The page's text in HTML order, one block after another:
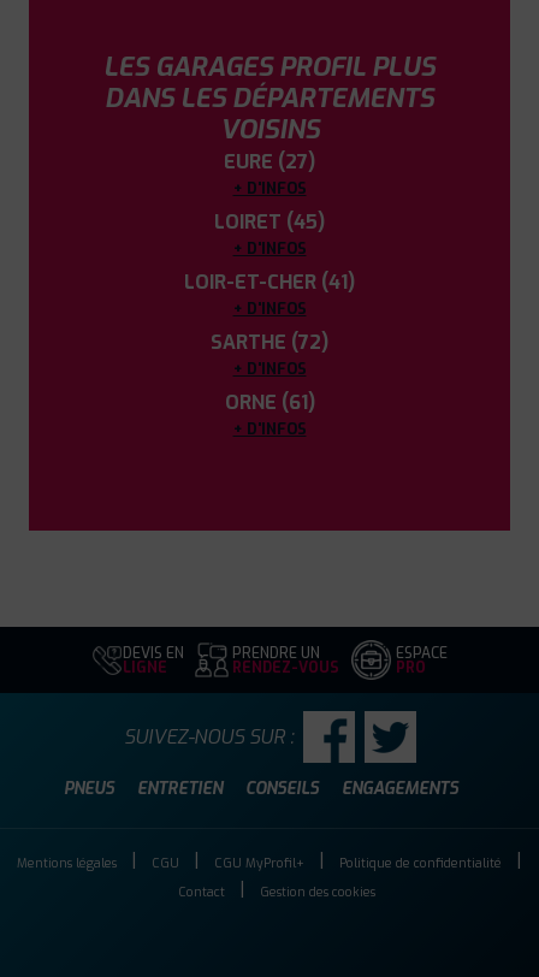
LES GARAGES PROFIL PLUS
DANS LES DÉPARTEMENTS
VOISINS
EURE (27)
+ D'INFOS
LOIRET (45)
+ D'INFOS
LOIR-ET-CHER (41)
+ D'INFOS
SARTHE (72)
+ D'INFOS
ORNE (61)
+ D'INFOS
DEVIS EN
LIGNE
PRENDRE UN
RENDEZ-VOUS
ESPACE
PRO
PNEUS ENTRETIEN CONSEILS ENGAGEMENTS
SUIVEZ-NOUS SUR :
Mentions légales CGU CGU MyProfil+
Politique de confidentialité
Contact
Gestion des cookies